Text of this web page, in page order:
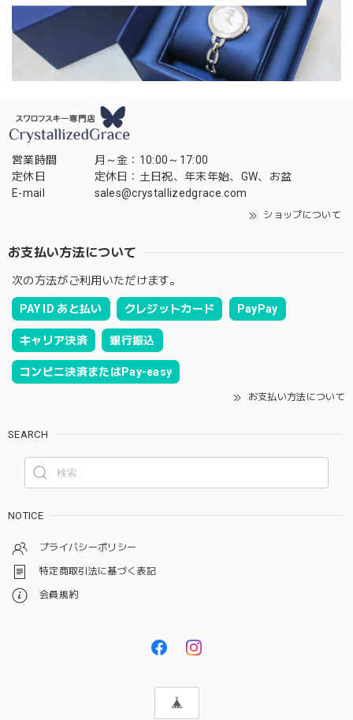
営業時間
月～金：10:00～17:00
定休日
定休日：土日祝、年末年始、GW、お盆
E-mail
sales@crystallizedgrace.com
ショップについて
お支払い方法について
次の方法がご利用いただけます。
PAY ID あと払い クレジットカード PayPay
キャリア決済 銀行振込
コンビニ決済またはPay-easy
お支払い方法について
SEARCH
NOTICE
プライバシーポリシー
特定商取引法に基づく表記
会員規約